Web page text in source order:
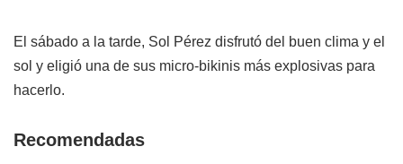
El sábado a la tarde, Sol Pérez disfrutó del buen clima y el
sol y eligió una de sus micro-bikinis más explosivas para
hacerlo.
Recomendadas